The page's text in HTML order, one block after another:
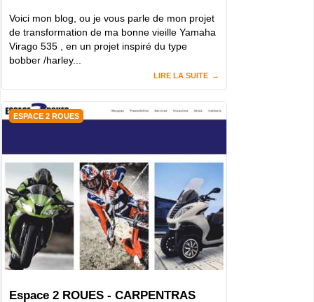
Voici mon blog, ou je vous parle de mon projet
de transformation de ma bonne vieille Yamaha
Virago 535 , en un projet inspiré du type
bobber /harley...
LIRE LA SUITE
ESPACE 2 ROUES
Espace 2 ROUES - CARPENTRAS